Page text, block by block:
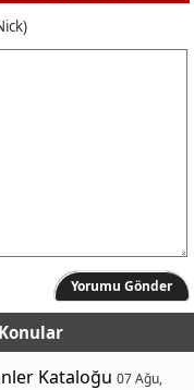
Yorumu Gönder
Kataloğu 07 Ağu,